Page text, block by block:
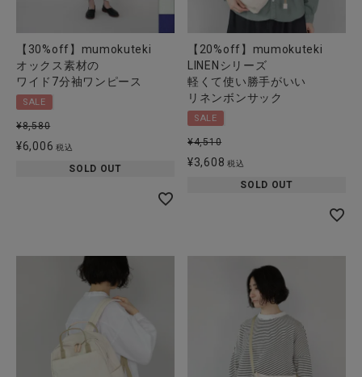
【30%off】mumokuteki
オックス素材の
ワイド7分袖ワンピース
SALE
¥8,580
¥6,006 税込
SOLD OUT
【20%off】mumokuteki
LINENシリーズ
軽くて使い勝手がいい
リネンボンサック
SALE
¥4,510
¥3,608 税込
SOLD OUT